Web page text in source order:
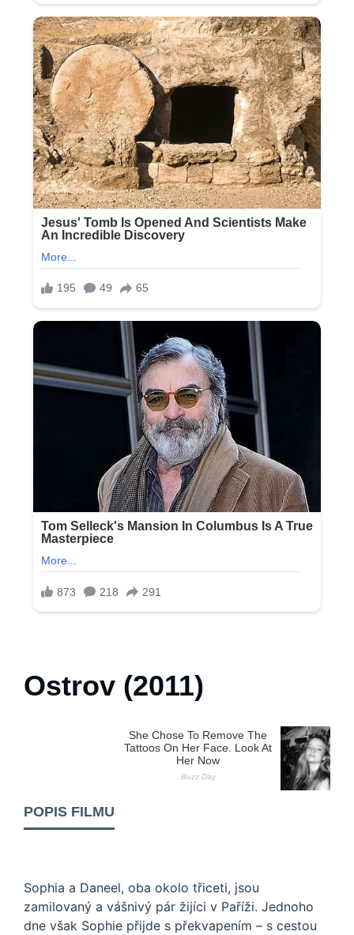
Ostrov (2011)
POPIS FILMU
Sophia a Daneel, oba okolo třiceti, jsou
zamilovaný a vášnivý pár žijíci v Paříži. Jednoho
dne však Sophie přijde s překvapením – s cestou